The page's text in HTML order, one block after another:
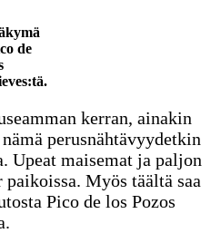
de
kerran, ainakin
perusnähtävyydetkin
Upeat maisemat ja paljon
Myös täältä saa
Pico de los Pozos